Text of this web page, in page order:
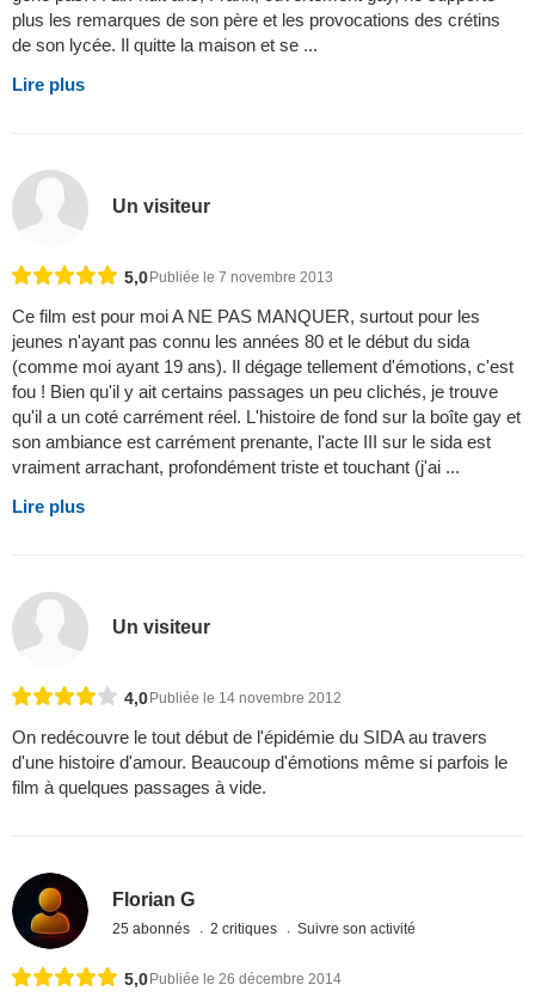
plus les remarques de son père et les provocations des crétins
de son lycée. Il quitte la maison et se ...
Lire plus
Un visiteur
5,0Publiée le 7 novembre 2013
Ce film est pour moi A NE PAS MANQUER, surtout pour les
jeunes n'ayant pas connu les années 80 et le début du sida
(comme moi ayant 19 ans). Il dégage tellement d'émotions, c'est
fou ! Bien qu'il y ait certains passages un peu clichés, je trouve
qu'il a un coté carrément réel. L'histoire de fond sur la boîte gay et
son ambiance est carrément prenante, l'acte III sur le sida est
vraiment arrachant, profondément triste et touchant (j'ai ...
Lire plus
Un visiteur
4,0Publiée le 14 novembre 2012
On redécouvre le tout début de l'épidémie du SIDA au travers
d'une histoire d'amour. Beaucoup d'émotions même si parfois le
film à quelques passages à vide.
Florian G
25 abonnés 2 critiques Suivre son activité
5,0 Publiée le 26 décembre 2014